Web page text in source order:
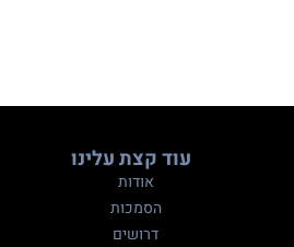
עוד קצת עלינו
אודות
הסמכות
דרושים